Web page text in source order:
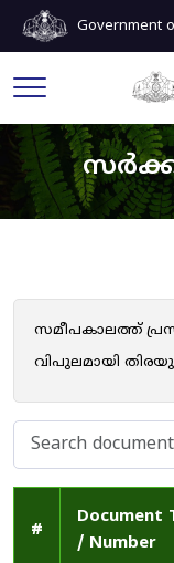
Government
സമീപകാലത്ത്
വിപുലമായി
#
Document
/ Number